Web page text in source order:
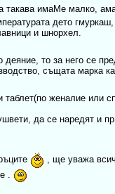
такава имаМе малко,
дето
и шнорхел.
деяние, то за него се
същата марка
женалие или
да се наредят и
, ще уважа
.